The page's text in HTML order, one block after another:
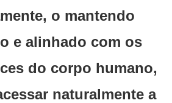
o mantendo
e alinhado com os
do corpo humano,
naturalmente a